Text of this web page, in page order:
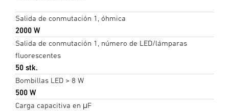
Salida de conmutación 1, óhmica
2000 W
Salida de conmutación 1, número de LED/lámparas
fluorescentes
50 stk.
Bombillas LED > 8 W
500 W
Carga capacitiva en μF